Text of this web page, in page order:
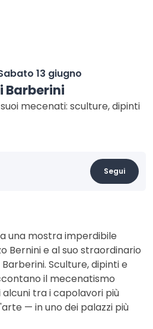
13 giugno
Barberini
mecenati: sculture, dipinti
Segui
una mostra imperdibile
Bernini e al suo straordinario
Sculture, dipinti e
il mecenatismo
tra i capolavori più
— in uno dei palazzi più